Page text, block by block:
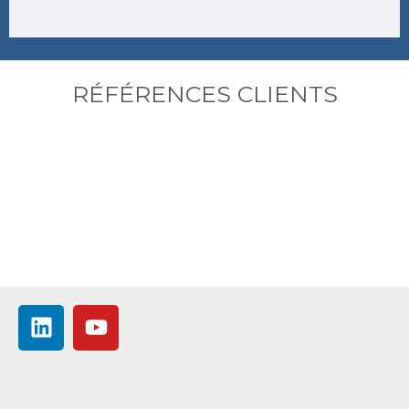
RÉFÉRENCES CLIENTS